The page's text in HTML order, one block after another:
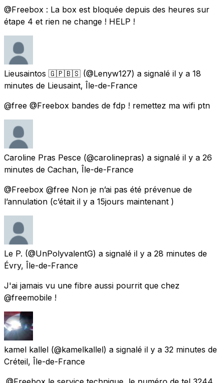
@Freebox : La box est bloquée depuis des heures sur
étape 4 et rien ne change ! HELP !
Lieusaintos 🇬🇵🇧🇸 (@Lenyw127) a signalé il y a 18
minutes de Lieusaint, Île-de-France
@free @Freebox bandes de fdp ! remettez ma wifi ptn
Caroline Pras Pesce (@carolinepras) a signalé il y a 26
minutes de Cachan, Île-de-France
@Freebox @free Non je n’ai pas été prévenue de
l’annulation (c’était il y a 15jours maintenant )
Le P. (@UnPolyvalentG) a signalé il y a 28 minutes de
Évry, Île-de-France
J'ai jamais vu une fibre aussi pourrit que chez
@freemobile !
kamel kallel (@kamelkallel) a signalé il y a 32 minutes de
Créteil, Île-de-France